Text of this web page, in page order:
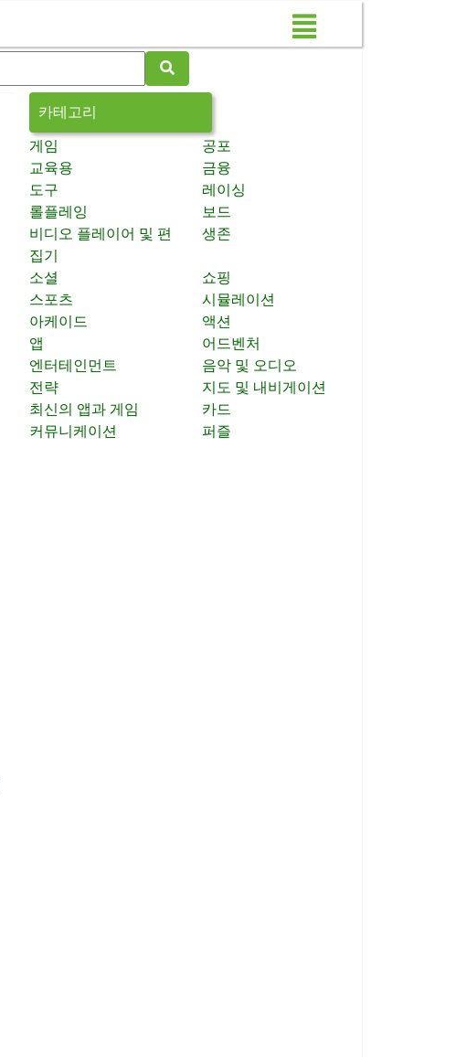
카테고리
게임
공포
교육용
금융
도구
레이싱
롤플레잉
보드
비디오 플레이어 및 편
집기
생존
소셜
쇼핑
스포츠
시뮬레이션
아케이드
액션
앱
어드벤처
엔터테인먼트
음악 및 오디오
전략
지도 및 내비게이션
최신의 앱과 게임
카드
커뮤니케이션
퍼즐